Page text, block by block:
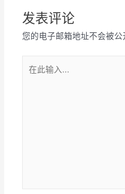
发表评论
您的电子邮箱地址不会被公